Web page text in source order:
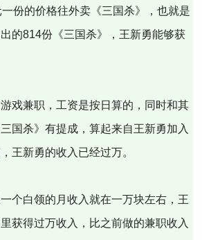
份的价格往外卖《三国杀》，也就是
的814份《三国杀》，王新勇能够获
戏兼职，工资是按日算的，同时和其
国杀》有提成，算起来自王新勇加入
王新勇的收入已经过万。
个白领的月收入就在一万块左右，王
获得过万收入，比之前做的兼职收入